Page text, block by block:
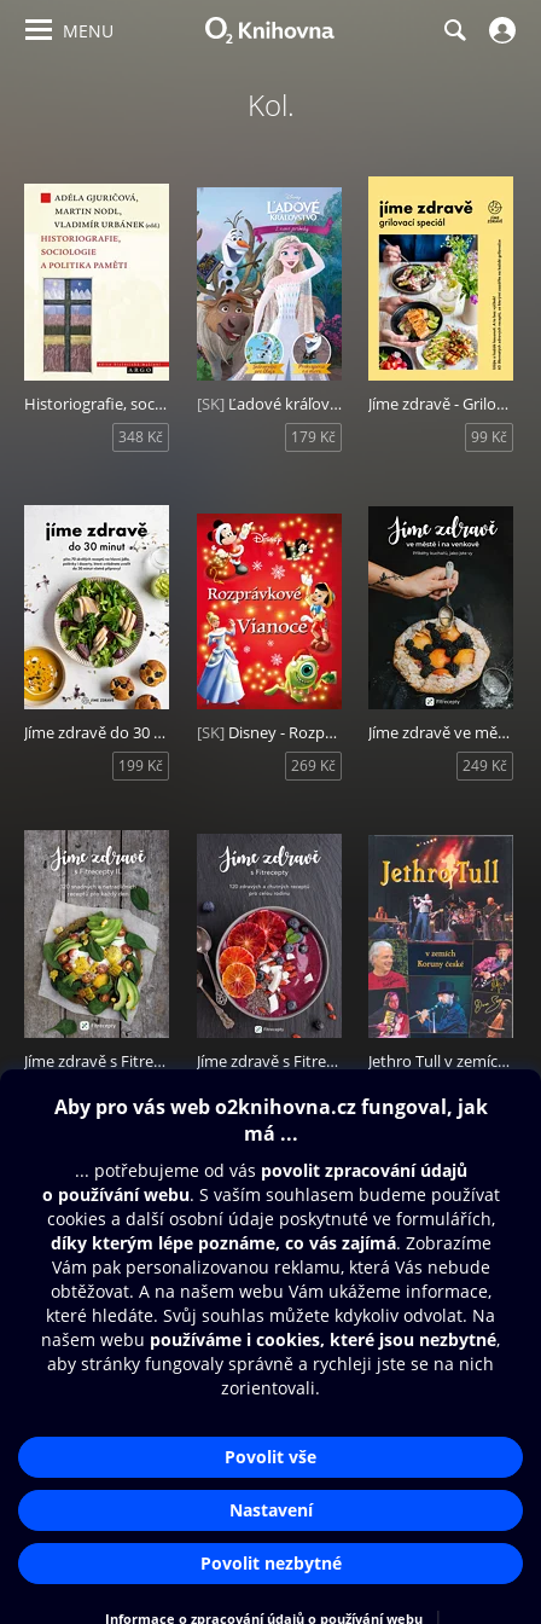
MENU
Kol.
Historiografie, sociologie a politika paměti
348 Kč
[SK]Ľadové kráľovstvo - 2 nové príbehy - Jednorožec pre Olafa, Prekvapenie na mieru
179 Kč
Jíme zdravě - Grilovací speciál
99 Kč
Jíme zdravě do 30 minut
199 Kč
[SK]Disney - Rozprávkové Vianoce
269 Kč
Jíme zdravě ve městě i na venkově
249 Kč
Jíme zdravě s Fitrecepty II
249 Kč
Jíme zdravě s Fitrecepty Jethro Tull v zemích Koruny české
99 Kč
Obsah ke stažení
Moje O2 Knihovna
Další zábava
© O2 Czech Republic a.s.
Přístupnost
Zásady zpracování osobních údajů
Nastavení cookies
Aplikace O2 Knihovna
Čti a poslouchej své e-knihy a
audioknihy rychleji a pohodlněji.